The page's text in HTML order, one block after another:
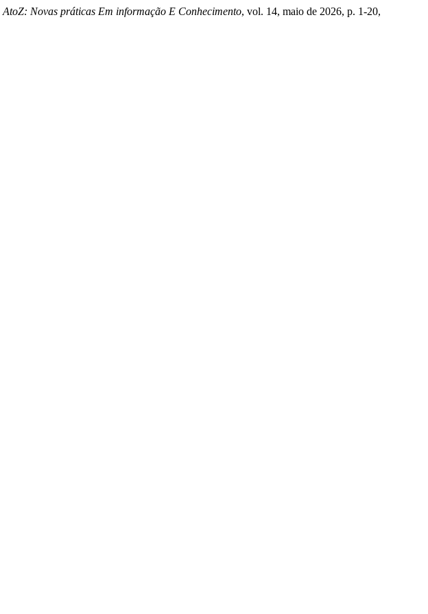
AtoZ: Novas práticas Em informação E Conhecimento, vol. 14, maio de 2026, p. 1-20,